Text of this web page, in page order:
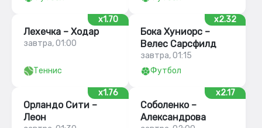
x1.70
Лехечка – Ходар
завтра, 01:00
Теннис
x2.32
Бока Хуниорс –
Велес Сарсфилд
завтра, 01:15
Футбол
x1.76
Орландо Сити –
Леон
x2.17
Соболенко –
Александрова